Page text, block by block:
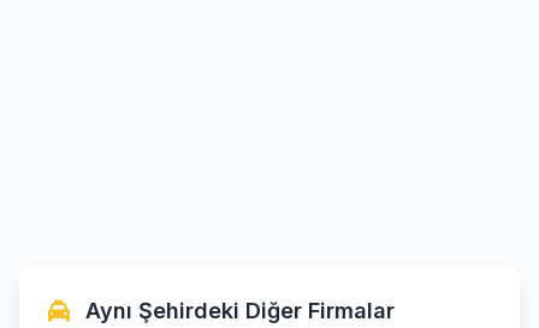
Aynı Şehirdeki Diğer Firmalar